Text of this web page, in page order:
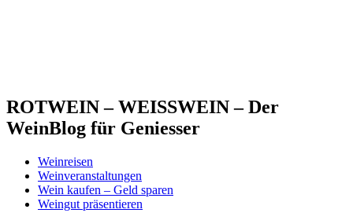
ROTWEIN – WEISSWEIN – Der
WeinBlog für Geniesser
Weinreisen
Weinveranstaltungen
Wein kaufen – Geld sparen
Weingut präsentieren